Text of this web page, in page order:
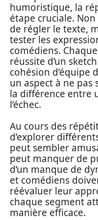
humoristique, la
étape cruciale.
de régler le texte,
tester les
comédiens.
réussite d’un
cohésion d’équipe
un aspect à ne
la différence entre
l’échec.
Au cours des
d’explorer
peut sembler
peut manquer de
d’un manque de
et comédiens
réévaluer leur
chaque segment
manière efficace.